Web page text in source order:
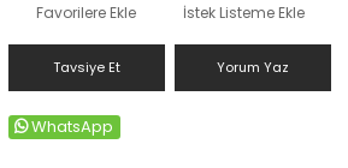
Favorilere Ekle İstek Listeme Ekle
Tavsiye Et Yorum Yaz
WhatsApp